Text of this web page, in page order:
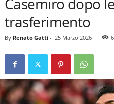
Casemiro dopo
trasferimento
By Renato Gatti - 25 Marzo 2026